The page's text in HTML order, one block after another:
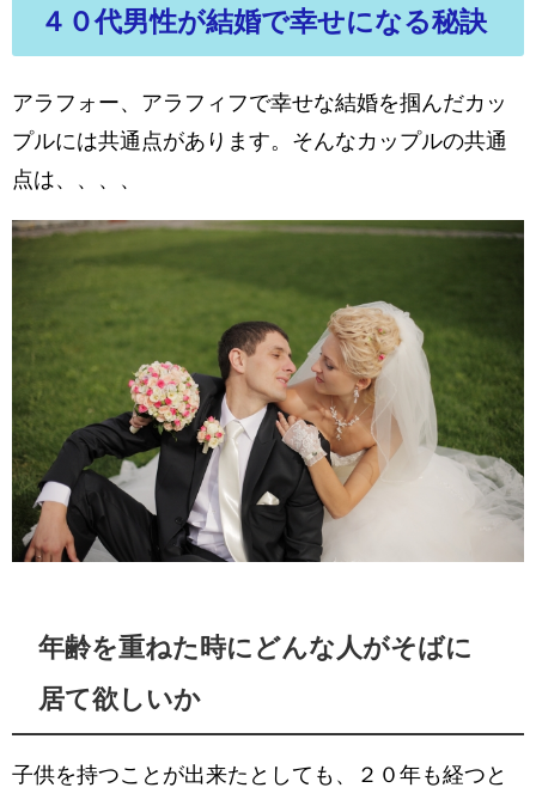
４０代男性が結婚で幸せになる秘訣
アラフォー、アラフィフで幸せな結婚を掴んだカッ
プルには共通点があります。そんなカップルの共通
点は、、、、
年齢を重ねた時にどんな人がそばに
居て欲しいか
子供を持つことが出来たとしても、２０年も経つと